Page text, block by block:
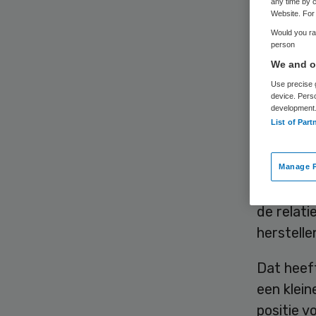
Het is
het
met de
de
de
Dat
een
positie
Website.
Would you
person
We and
Use precise
device.
development.
List of
Manage